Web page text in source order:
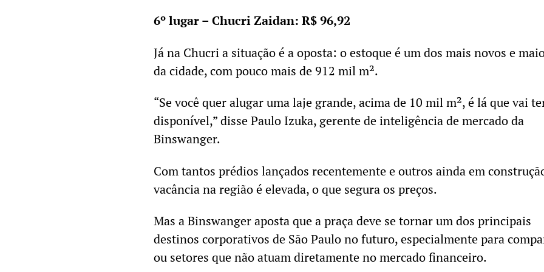
6º lugar – Chucri Zaidan: R$ 96,92
Já na Chucri a situação é a oposta: o estoque é um dos mais novos e
da cidade, com pouco mais de 912 mil m².
“Se você quer alugar uma laje grande, acima de 10 mil m², é lá que vai
disponível,” disse Paulo Izuka, gerente de inteligência de mercado da
Binswanger.
Com tantos prédios lançados recentemente e outros ainda em
vacância na região é elevada, o que segura os preços.
Mas a Binswanger aposta que a praça deve se tornar um dos principais
destinos corporativos de São Paulo no futuro, especialmente para
ou setores que não atuam diretamente no mercado financeiro.